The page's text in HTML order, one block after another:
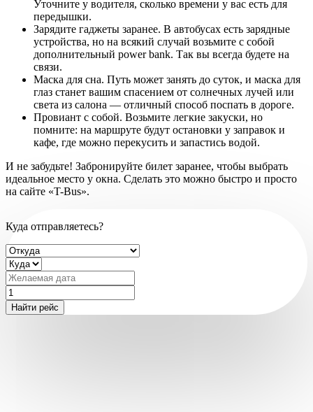
Уточните у водителя, сколько времени у вас есть для
передышки.
Зарядите гаджеты заранее. В автобусах есть зарядные
устройства, но на всякий случай возьмите с собой
дополнительный power bank. Так вы всегда будете на
связи.
Маска для сна. Путь может занять до суток, и маска для
глаз станет вашим спасением от солнечных лучей или
света из салона — отличный способ поспать в дороге.
Провиант с собой. Возьмите легкие закуски, но
помните: на маршруте будут остановки у заправок и
кафе, где можно перекусить и запастись водой.
И не забудьте! Забронируйте билет заранее, чтобы выбрать
идеальное место у окна. Сделать это можно быстро и просто
на сайте «T-Bus».
Куда отправляетесь?